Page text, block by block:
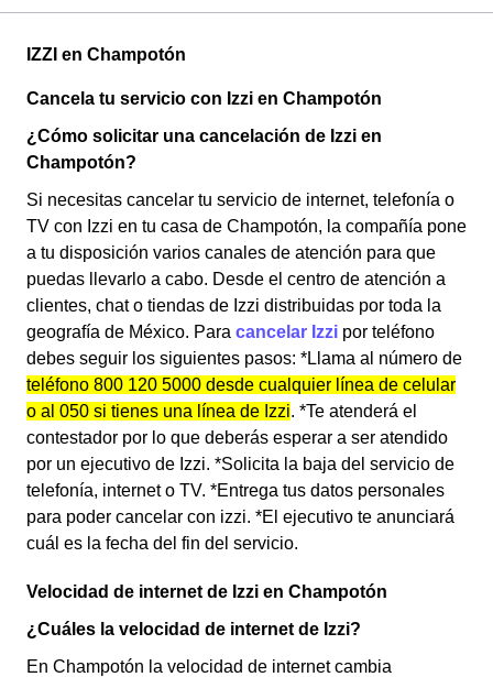
IZZI en Champotón
Cancela tu servicio con Izzi en Champotón
¿Cómo solicitar una cancelación de Izzi en
Champotón?
Si necesitas cancelar tu servicio de internet, telefonía o
TV con Izzi en tu casa de Champotón, la compañía pone
a tu disposición varios canales de atención para que
puedas llevarlo a cabo. Desde el centro de atención a
clientes, chat o tiendas de Izzi distribuidas por toda la
geografía de México. Para cancelar Izzi por teléfono
debes seguir los siguientes pasos: *Llama al número de
teléfono 800 120 5000 desde cualquier línea de celular
o al 050 si tienes una línea de Izzi. *Te atenderá el
contestador por lo que deberás esperar a ser atendido
por un ejecutivo de Izzi. *Solicita la baja del servicio de
telefonía, internet o TV. *Entrega tus datos personales
para poder cancelar con izzi. *El ejecutivo te anunciará
cuál es la fecha del fin del servicio.
Velocidad de internet de Izzi en Champotón
¿Cuáles la velocidad de internet de Izzi?
En Champotón la velocidad de internet cambia